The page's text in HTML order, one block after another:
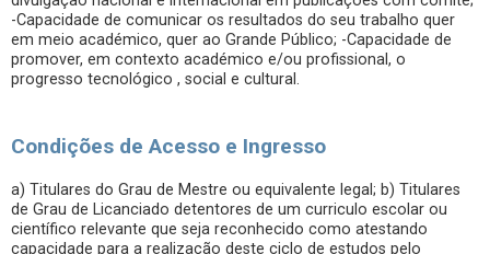
-Capacidade de comunicar os resultados do seu trabalho quer
em meio académico, quer ao Grande Público; -Capacidade de
promover, em contexto académico e/ou profissional, o
progresso tecnológico , social e cultural.
Condições de Acesso e Ingresso
a) Titulares do Grau de Mestre ou equivalente legal; b) Titulares
de Grau de Licanciado detentores de um curriculo escolar ou
científico relevante que seja reconhecido como atestando
capacidade para a realização deste ciclo de estudos pelo